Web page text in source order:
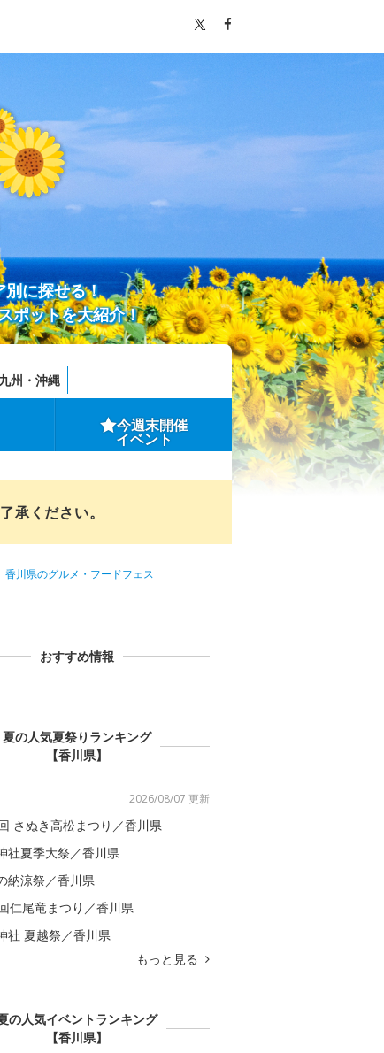
別に探せる！
ポットを大紹介！
九州・沖縄
今週末開催
イベント
承ください。
香川県のグルメ・フードフェス
おすすめ情報
夏の人気夏祭りランキング
【香川県】
2026/08/07 更新
さぬき高松まつり／香川県
社夏季大祭／香川県
納涼祭／香川県
仁尾竜まつり／香川県
社 夏越祭／香川県
もっと見る
の人気イベントランキング
【香川県】